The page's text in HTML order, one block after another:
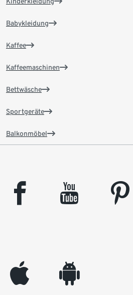
Babykleidung
Kaffee
Kaffeemaschinen
Bettwäsche
Sportgeräte
Balkonmöbel
facebook youtube pinterest
appleinc android